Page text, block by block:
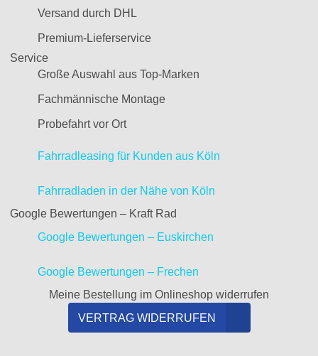
Versand durch DHL
Premium-Lieferservice
Service
Große Auswahl aus Top-Marken
Fachmännische Montage
Probefahrt vor Ort
Fahrradleasing für Kunden aus Köln
Fahrradladen in der Nähe von Köln
Google Bewertungen – Kraft Rad
Google Bewertungen – Euskirchen
Google Bewertungen – Frechen
Meine Bestellung im Onlineshop widerrufen
VERTRAG WIDERRUFEN